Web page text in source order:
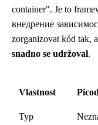
container". Je to
внедрение
zorganizovat kód tak,
snadno se udržoval.
Vlastnost
Typ